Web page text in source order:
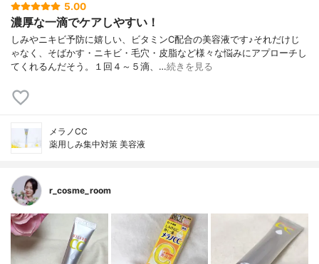
5.00
濃厚な一滴でケアしやすい！
しみやニキビ予防に嬉しい、ビタミンC配合の美容液です♪それだけじ
ゃなく、そばかす・ニキビ・毛穴・皮脂など様々な悩みにアプローチし
てくれるんだそう。１回４～５滴、…続きを見る
メラノCC
薬用しみ集中対策 美容液
r_cosme_room